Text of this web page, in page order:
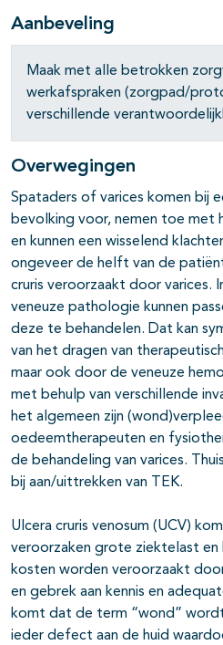
open- en dichtklappen
Aanbeveling
Maak met alle betrokken
werkafspraken (zorgpad/
verschillende
Overwegingen
Spataders of varices komen bij
bevolking voor, nemen toe met
en kunnen een wisselend
ongeveer de helft van de
cruris veroorzaakt door varices.
veneuze pathologie kunnen
deze te behandelen. Dat kan
van het dragen van
maar ook door de veneuze
met behulp van verschillende
het algemeen zijn
oedeemtherapeuten en
de behandeling van varices.
bij aan/uittrekken van TEK.
Ulcera cruris venosum (UCV)
veroorzaken grote ziektelast
kosten worden veroorzaakt
en gebrek aan kennis en
komt dat de term “wond”
ieder defect aan de huid